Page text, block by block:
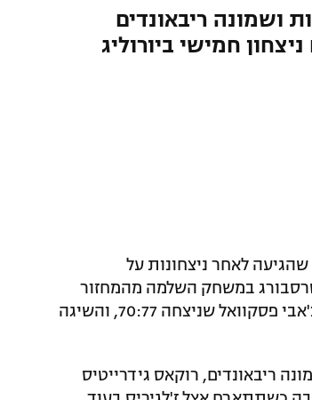
מתיוס פוניטקה עם 18 נקודות ושמונה ריבאונדים
חמישי ביורוליג
לאחר ניצחונות על
במשחק השלמה מהמחזור
השלישי ביורוליג, אך לא הצליחה להתמודד עם קבוצתו של צ'אבי פסקוואל שניצחה 70:77, והשיגה
רשימת הקלעים עם 18 נקודות ושמונה ריבאונדים, רוקאס גידרייטיס